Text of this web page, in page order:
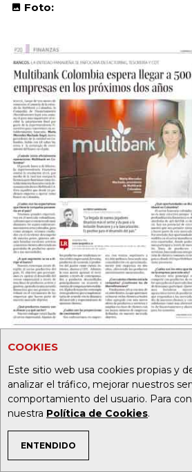
COOKIES
Este sitio web usa cookies propias y
analizar el tráfico, mejorar nuestros
comportamiento del usuario. Para
nuestra Política de Cookies.
ENTENDIDO
TEMAS DE INTERÉS
Foto:
20